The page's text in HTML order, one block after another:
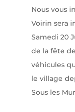
Nous vous
Voirin sera
Samedi 20
de la fête
véhicules
le village
Sous les